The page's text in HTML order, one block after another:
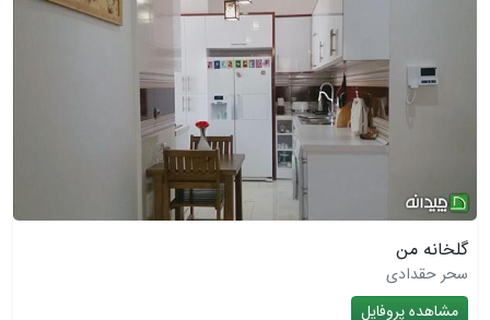
گلخانه من
سحر حقدادی
مشاهده پروفایل